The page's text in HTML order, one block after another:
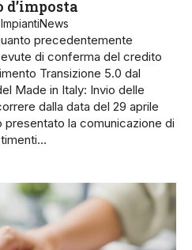
precedentemente
di conferma del credito
Transizione 5.0 dal
Made in Italy: Invio delle
dalla data del 29 aprile
presentato la comunicazione di